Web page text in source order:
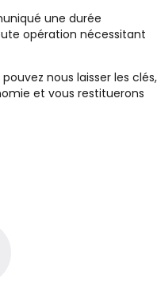
une durée
opération nécessitant
nous laisser les clés,
et vous restituerons